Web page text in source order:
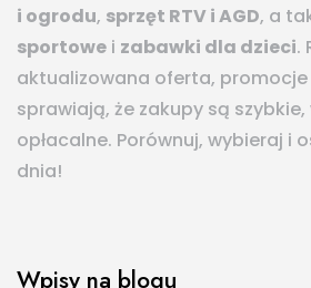
i ogrodu, sprzęt RTV i AGD, a
sportowe i zabawki dla dzieci.
aktualizowana oferta,
sprawiają, że zakupy są
opłacalne. Porównuj, wybieraj i
dnia!
Wpisy na blogu